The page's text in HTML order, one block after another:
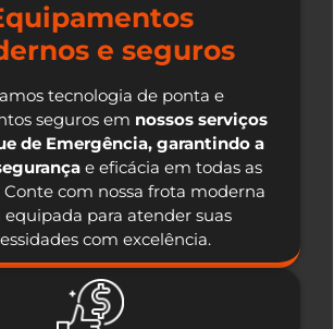
e seguros
tecnologia de ponta e
seguros em nossos serviços
de Emergência, garantindo a
e eficácia em todas as
Conte com nossa frota moderna
equipada para atender suas
com excelência.